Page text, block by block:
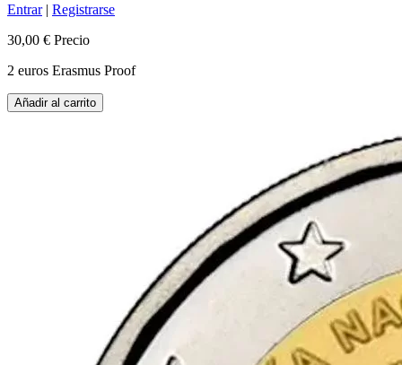
Entrar| Registrarse
30,00 € Precio
2 euros Erasmus Proof
Añadir al carrito